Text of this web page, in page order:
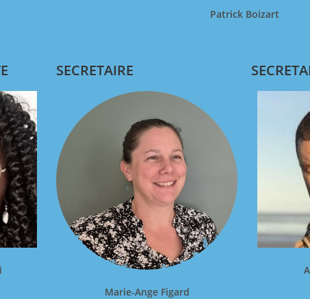
Patrick Boizart
SECRETAIRE
Marie-Ange Figard